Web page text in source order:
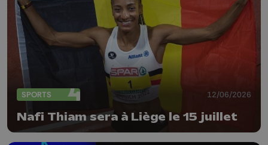
SPORTS 12/06/2026
Nafi Thiam sera à Liège le 15 juillet